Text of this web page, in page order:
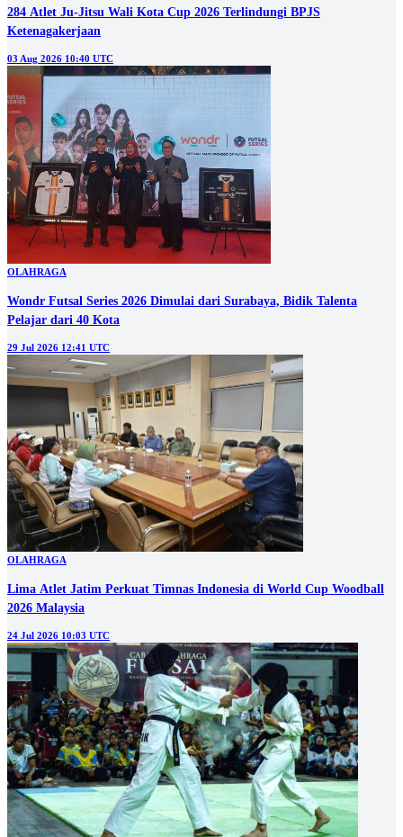
284 Atlet Ju-Jitsu Wali Kota Cup 2026 Terlindungi BPJS
Ketenagakerjaan
03 Aug 2026 10:40 UTC
OLAHRAGA
Wondr Futsal Series 2026 Dimulai dari Surabaya, Bidik Talenta
Pelajar dari 40 Kota
29 Jul 2026 12:41 UTC
OLAHRAGA
Lima Atlet Jatim Perkuat Timnas Indonesia di World Cup Woodball
2026 Malaysia
24 Jul 2026 10:03 UTC